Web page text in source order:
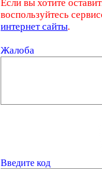
Если вы хотите
воспользуйтесь
интернет сайты.
Жалоба
Введите код